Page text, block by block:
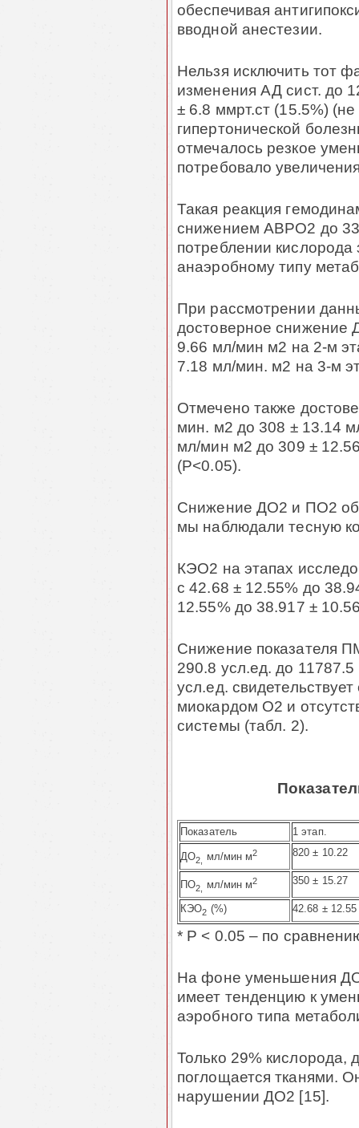
обеспечивая
вводной анестезии.
Нельзя исключить тот
изменения АД сист. до
± 6.8 ммрт.ст (15.5%)
гипертонической
отмечалось резкое
потребовало
Такая реакция
снижением АВРО2 до
потреблении кислорода
анаэробному типу
При рассмотрении
достоверное снижение
9.66 мл/мин м2 на 2-м
7.18 мл/мин. м2 на 3-м
Отмечено также
мин. м2 до 308 ± 13.14
мл/мин м2 до 309 ±
(Р<0.05).
Снижение ДО2 и ПО2
мы наблюдали тесную
КЭО2 на этапах
с 42.68 ± 12.55% до
12.55% до 38.917 ±
Снижение показателя
290.8 усл.ед. до
усл.ед.
миокардом О2 и
системы (табл. 2).
Показатель 1 этап.
ДО2 мл/мин м2 820 ± 10.22
ПО2 мл/мин м2 350 ± 15.27
КЭО2 (%) 42.68 ± 12.55
* P < 0.05 – по
На фоне уменьшения
имеет тенденцию к
аэробного типа
Только 29% кислорода,
поглощается тканями.
нарушении ДО2 [15].